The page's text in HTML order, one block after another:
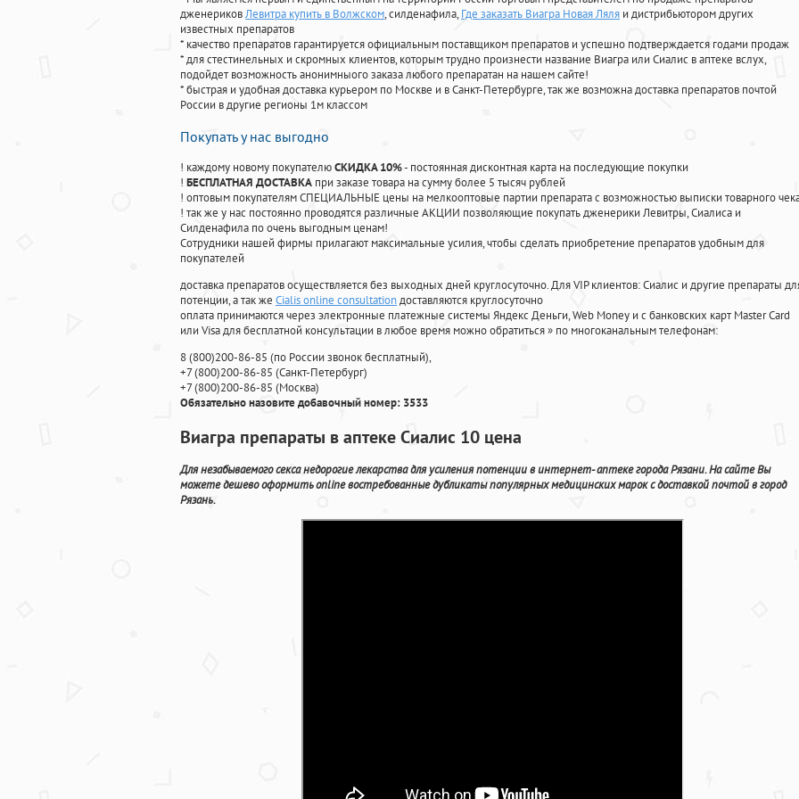
дженериковЛевитра купить в Волжском, силденафила, Где заказать Виагра Новая Ляля и дистрибьютором других
известных препаратов
* качество препаратов гарантируется официальным поставщиком препаратов и успешно подтверждается годами продаж
* для стестинельных и скромных клиентов, которым трудно произнести название Виагра или Сиалис в аптеке вслух,
подойдет возможность анонимныого заказа любого препаратан на нашем сайте!
* быстрая и удобная доставка курьером по Москве и в Санкт-Петербурге, так же возможна доставка препаратов почтой
России в другие регионы 1м классом
Покупать у нас выгодно
! каждому новому покупателюСКИДКА 10%- постоянная дисконтная карта на последующие покупки
! БЕСПЛАТНАЯ ДОСТАВКА при заказе товара на сумму более 5 тысяч рублей
! оптовым покупателям СПЕЦИАЛЬНЫЕ цены на мелкооптовые партии препарата с возможностью выписки товарного
! так же у нас постоянно проводятся различные АКЦИИ позволяющие покупать дженерики Левитры, Сиалиса и
Силденафила по очень выгодным ценам!
Cотрудники нашей фирмы прилагают максимальные усилия, чтобы сделать приобретение препаратов удобным для
покупателей
доставка препаратов осуществляется без выходных дней круглосуточно. Для VIP клиентов: Сиалис и другие препараты
потенции, а так же Cialis online consultationдоставляются круглосуточно
оплата принимаются через электронные платежные системы Яндекс Деньги, Web Money и с банковских карт Master Card
или Visa для бесплатной консультации в любое время можно обратиться» по многоканальным телефонам:
8(800)200-86-85 (по России звонок бесплатный),
+7(800)200-86-85 (Санкт-Петербург)
+7(800)200-86-85 (Москва)
Обязательно назовите добавочный номер: 3533
Виагра препараты в аптеке Сиалис 10 цена
Для незабываемого секса недорогие лекарства для усиления потенции в интернет- аптеке города Рязани. На сайте Вы
можете дешево оформить online востребованные дубликаты популярных медицинских марок с доставкой почтой в город
Рязань.